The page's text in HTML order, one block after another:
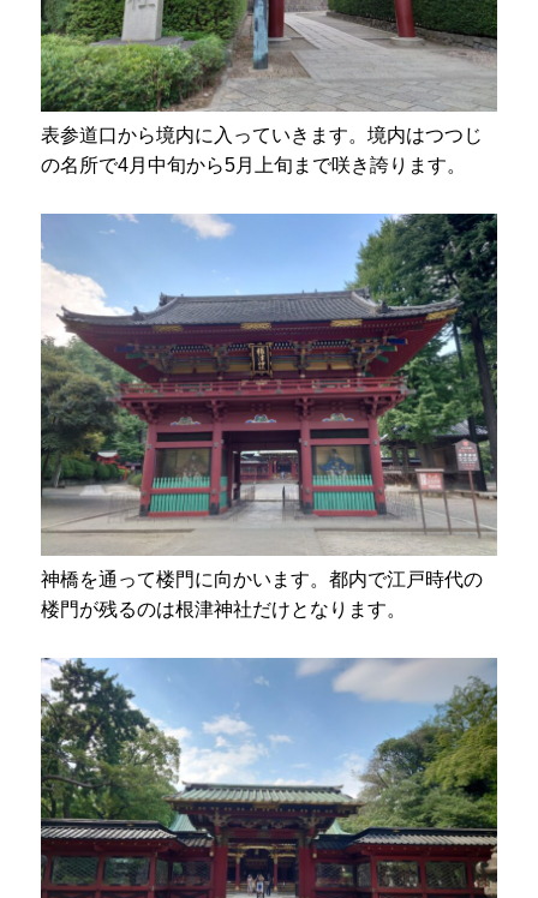
表参道口から境内に入っていきます。境内はつつじ
の名所で4月中旬から5月上旬まで咲き誇ります。
神橋を通って楼門に向かいます。都内で江戸時代の
楼門が残るのは根津神社だけとなります。